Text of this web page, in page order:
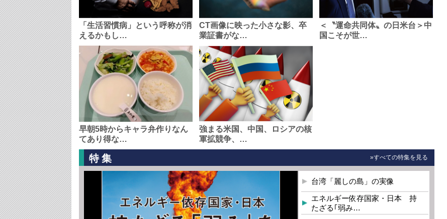
「生活習慣病」という呼称が消
えるかもし…
CT画像に映った小さな影、卒
業証書がな…
＜〝運命共同体〟の日米台＞中
国こそが世…
早朝5時からキャラ弁作りなん
てあり得な…
強まる米国、中国、ロシアの核
軍拡競争、…
特集 »すべての特集を見る
台湾「麗しの島」の実像
エネルギー依存国家・日本 持
たざる｢弱み…